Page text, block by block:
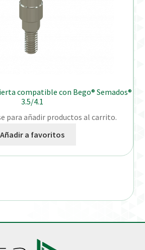
compatible con Bego® Semados®
3.5/4.1
para añadir productos al carrito.
Añadir a favoritos